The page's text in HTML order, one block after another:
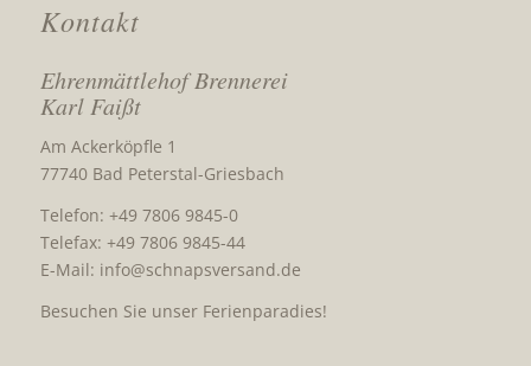
Kontakt
Ehrenmättlehof Brennerei
Karl Faißt
Am Ackerköpfle 1
77740 Bad Peterstal-Griesbach
Telefon: +49 7806 9845-0
Telefax: +49 7806 9845-44
E-Mail: info@schnapsversand.de
Besuchen Sie unser Ferienparadies!